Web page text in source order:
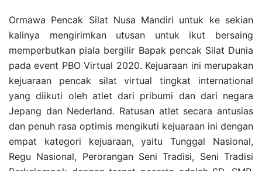
Ormawa Pencak Silat Nusa Mandiri untuk ke sekian
kalinya mengirimkan utusan untuk ikut bersaing
memperbutkan piala bergilir Bapak pencak Silat Dunia
pada event PBO Virtual 2020. Kejuaraan ini merupakan
kejuaraan pencak silat virtual tingkat international
yang diikuti oleh atlet dari pribumi dan dari negara
Jepang dan Nederland. Ratusan atlet secara antusias
dan penuh rasa optimis mengikuti kejuaraan ini dengan
empat kategori kejuaraan, yaitu Tunggal Nasional,
Regu Nasional, Perorangan Seni Tradisi, Seni Tradisi